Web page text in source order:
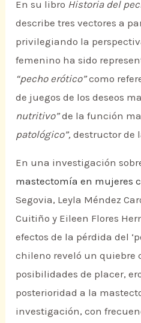
En su libro Historia del
describe tres vectores a
privilegiando la
femenino ha sido
“pecho erótico”como
de juegos de los deseos
nutritivo”de la función
patológico”, destructor de
En una investigación
mastectomía en mujeres
Segovia, Leyla Méndez
Cuitiño y Eileen Flores
efectos de la pérdida del
chileno reveló un quiebre
posibilidades de placer,
posterioridad a la
investigación, con